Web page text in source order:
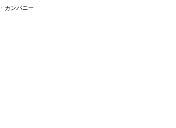
カンパニー